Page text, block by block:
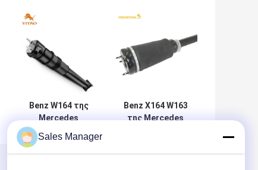
Benz W164 της
Mercedes
απορροφητής
κλονισμού
καθισμάτων
Benz X164 W163
της Mercedes
A1643206113
Sales Manager